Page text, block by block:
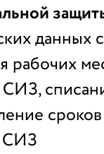
данных
СИЗ,
СИЗ